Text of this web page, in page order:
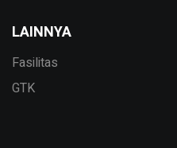
LAINNYA
Fasilitas
GTK